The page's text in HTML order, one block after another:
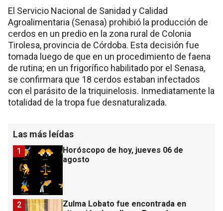
El Servicio Nacional de Sanidad y Calidad
Agroalimentaria (Senasa) prohibió la producción de
cerdos en un predio en la zona rural de Colonia
Tirolesa, provincia de Córdoba. Esta decisión fue
tomada luego de que en un procedimiento de faena
de rutina; en un frigorífico habilitado por el Senasa,
se confirmara que 18 cerdos estaban infectados
con el parásito de la triquinelosis. Inmediatamente la
totalidad de la tropa fue desnaturalizada.
Las más leídas
Horóscopo de hoy, jueves 06 de
agosto
1
Zulma Lobato fue encontrada en
2